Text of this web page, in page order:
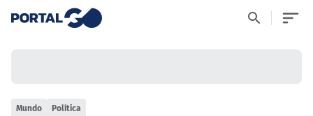
Mundo Política